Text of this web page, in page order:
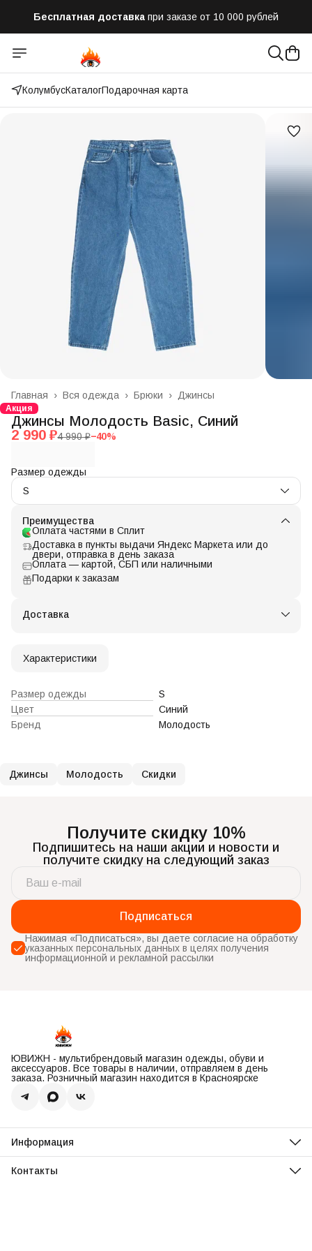
Бесплатная доставка при заказе от 10 000 рублей
Отправим заказ в течении часа после оформления
Оплатим до 50% доставки
КолумбусКаталогПодарочная карта
Джинсы
Брюки ›
Вся одежда ›
Главная ›
Акция
Джинсы Молодость Basic, Синий
2 990 ₽4 990 ₽−40%
Размер одежды
S
Преимущества
Оплата частями в Сплит
Доставка в пункты выдачи Яндекс Маркета или до
двери, отправка в день заказа
Оплата — картой, СБП или наличными
Подарки к заказам
Доставка
Характеристики
Размер одежды
S
Цвет
Синий
Бренд
Молодость
Джинсы Молодость Скидки
Получите скидку 10%
Подпишитесь на наши акции и новости и
получите скидку на следующий заказ
Подписаться
Нажимая «Подписаться», вы даете согласие на обработку
указанных персональных данных в целях получения
информационной и рекламной рассылки
ЮВИЖН - мультибрендовый магазин одежды, обуви и
аксессуаров. Все товары в наличии, отправляем в день
заказа. Розничный магазин находится в Красноярске
Информация
Оплата
Контакты